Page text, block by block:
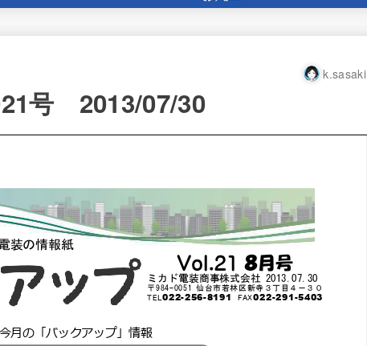
k.sasaki
号 2013/07/30